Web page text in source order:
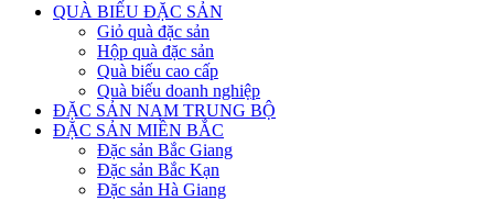
QUÀ BIẾU ĐẶC SẢN
Giỏ quà đặc sản
Hộp quà đặc sản
Quà biếu cao cấp
Quà biếu doanh nghiệp
ĐẶC SẢN NAM TRUNG BỘ
ĐẶC SẢN MIỀN BẮC
Đặc sản Bắc Giang
Đặc sản Bắc Kạn
Đặc sản Hà Giang